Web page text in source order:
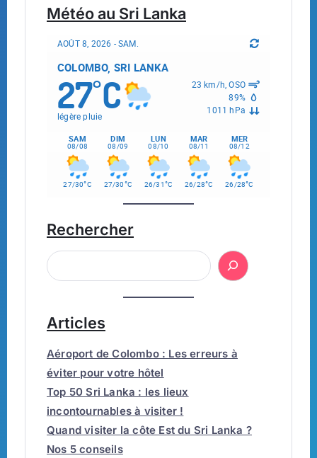
Météo au Sri Lanka
AOÛT 8, 2026 - SAM.
COLOMBO, SRI LANKA
27°C
légère pluie
23 km/h, OSO
89%
1011 hPa
SAM
08/08
DIM
08/09
LUN
08/10
MAR
08/11
MER
08/12
27/30°C 27/30°C 26/31°C 26/28°C 26/28°C
Rechercher
Articles
Aéroport de Colombo : Les erreurs à
éviter pour votre hôtel
Top 50 Sri Lanka : les lieux
incontournables à visiter !
Quand visiter la côte Est du Sri Lanka ?
Nos 5 conseils